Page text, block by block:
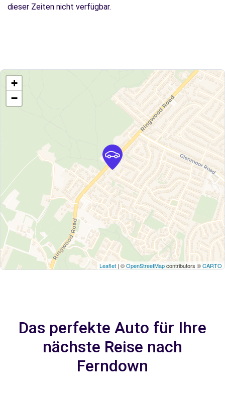
dieser Zeiten nicht verfügbar.
+
−
Leaflet | ©OpenStreetMapcontributors ©CARTO
Das perfekte Auto für Ihre
nächste Reise nach
Ferndown